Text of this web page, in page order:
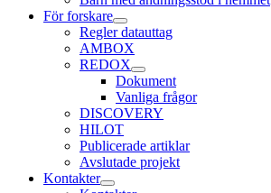
För forskare
Regler datauttag
AMBOX
REDOX
Dokument
Vanliga frågor
DISCOVERY
HILOT
Publicerade artiklar
Avslutade projekt
Kontakter